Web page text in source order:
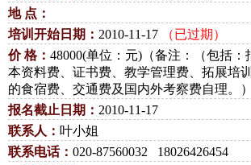
地 点：
培训开始日期： 2010-11-17
（已过期）
价 格： 48000(单位：元)（备注：（包括：
本资料费、证书费、教学管理费、拓展培
的食宿费、交通费及国内外考察费自理。）
报名截止日期： 2010-11-17
联系人： 叶小姐
联系电话： 020-87560032 18026426454